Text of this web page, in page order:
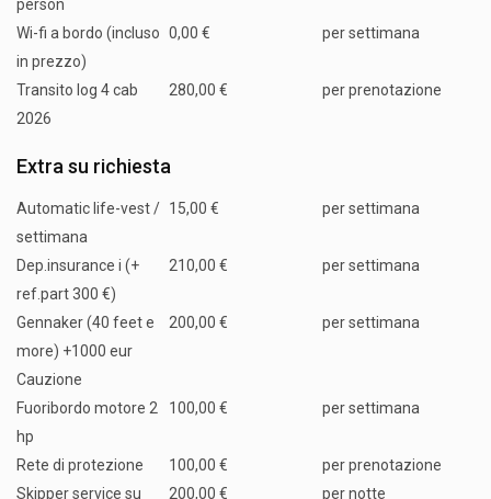
person
Wi-fi a bordo (incluso
in prezzo)
0,00 € per settimana
Transito log 4 cab
2026
280,00 € per prenotazione
Extra su richiesta
Automatic life-vest /
settimana
15,00 € per settimana
Dep.insurance i (+
ref.part 300 €)
210,00 € per settimana
Gennaker (40 feet e
more) +1000 eur
Cauzione
200,00 € per settimana
Fuoribordo motore 2
hp
100,00 € per settimana
Rete di protezione 100,00 €
per prenotazione
Skipper service su
200,00 € per notte